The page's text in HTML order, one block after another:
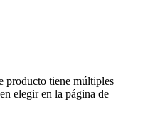
producto tiene múltiples
elegir en la página de